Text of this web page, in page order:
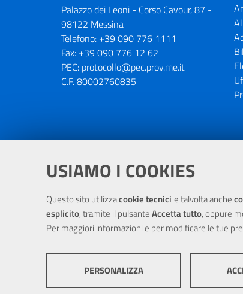
USIAMO I COOKIES
Questo sito utilizzacookie tecnici e talvolta anche
esplicito, tramite il pulsanteAccetta tutto, oppure
Per maggiori informazioni e per modificare le tue
PERSONALIZZA
Palazzo dei Leoni - Corso Cavour, 87 -
98122 Messina
Telefono: +39 090 776 1111
Fax: +39 090 776 12 62
PEC: protocollo@pec.prov.me.it
C.F. 80002760835
Portale realizzato con la